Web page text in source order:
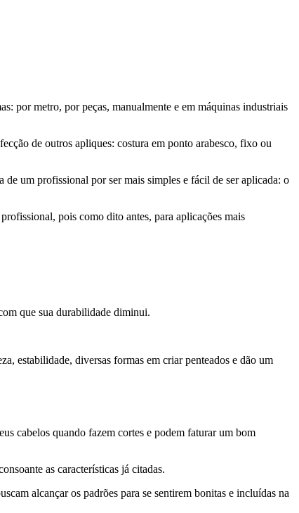
por metro, por peças, manualmente e em máquinas industriais
de outros apliques: costura em ponto arabesco, fixo ou
de um profissional por ser mais simples e fácil de ser aplicada: o
pois como dito antes, para aplicações mais
que sua durabilidade diminui.
estabilidade, diversas formas em criar penteados e dão um
cabelos quando fazem cortes e podem faturar um bom
as características já citadas.
alcançar os padrões para se sentirem bonitas e incluídas na